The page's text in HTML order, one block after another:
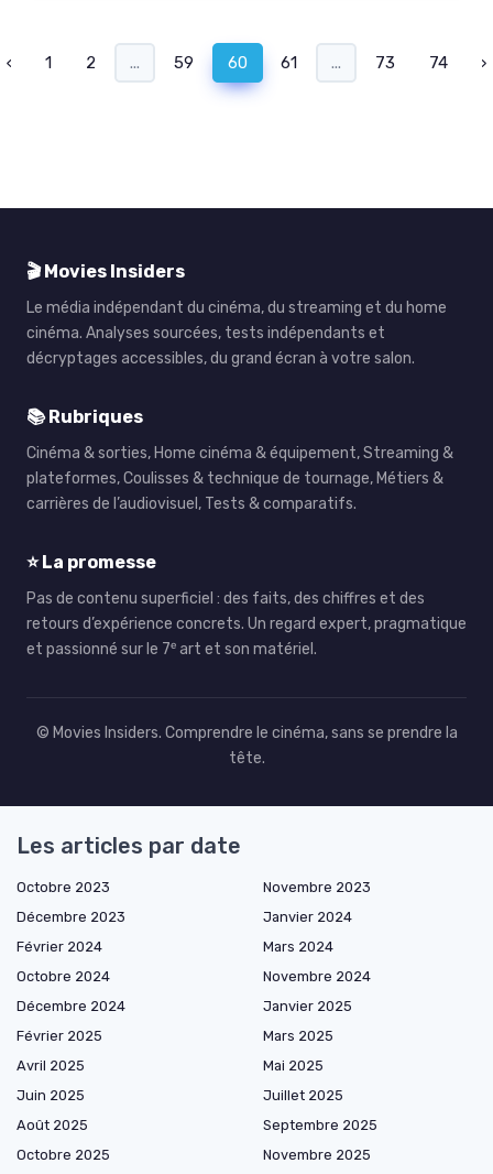
‹ 1 2 ... 59 60 61 ... 73 74 ›
🎬 Movies Insiders
Le média indépendant du cinéma, du streaming et du home
cinéma. Analyses sourcées, tests indépendants et
décryptages accessibles, du grand écran à votre salon.
📚 Rubriques
Cinéma & sorties, Home cinéma & équipement, Streaming &
plateformes, Coulisses & technique de tournage, Métiers &
carrières de l’audiovisuel, Tests & comparatifs.
⭐ La promesse
Pas de contenu superficiel : des faits, des chiffres et des
retours d’expérience concrets. Un regard expert, pragmatique
et passionné sur le 7ᵉ art et son matériel.
© Movies Insiders. Comprendre le cinéma, sans se prendre la
tête.
Les articles par date
Octobre 2023
Novembre 2023
Décembre 2023
Janvier 2024
Février 2024
Mars 2024
Octobre 2024
Novembre 2024
Décembre 2024
Janvier 2025
Février 2025
Mars 2025
Avril 2025
Mai 2025
Juin 2025
Juillet 2025
Août 2025
Septembre 2025
Octobre 2025
Novembre 2025